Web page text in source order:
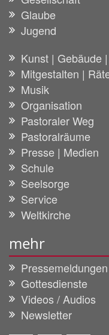
Glaube
Jugend
Kunst | Gebäude
Mitgestalten |
Musik
Organisation
Pastoraler Weg
Pastoralräume
Presse | Medien
Schule
Seelsorge
Service
Weltkirche
mehr
Gottesdienste
Videos / Audios
Newsletter